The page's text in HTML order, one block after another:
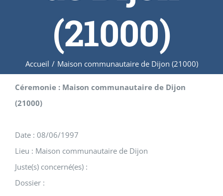
(21000)
Accueil / Maison communautaire de Dijon (21000)
Céremonie : Maison communautaire de Dijon
(21000)
Date : 08/06/1997
Lieu : Maison communautaire de Dijon
Juste(s) concerné(es) :
Dossier :